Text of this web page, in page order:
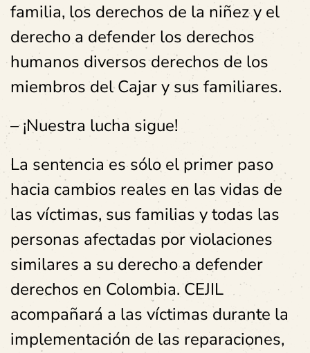
familia, los derechos de la niñez y el
derecho a defender los derechos
humanos diversos derechos de los
miembros del Cajar y sus familiares.
– ¡Nuestra lucha sigue!
La sentencia es sólo el primer paso
hacia cambios reales en las vidas de
las víctimas, sus familias y todas las
personas afectadas por violaciones
similares a su derecho a defender
derechos en Colombia. CEJIL
acompañará a las víctimas durante la
implementación de las reparaciones,